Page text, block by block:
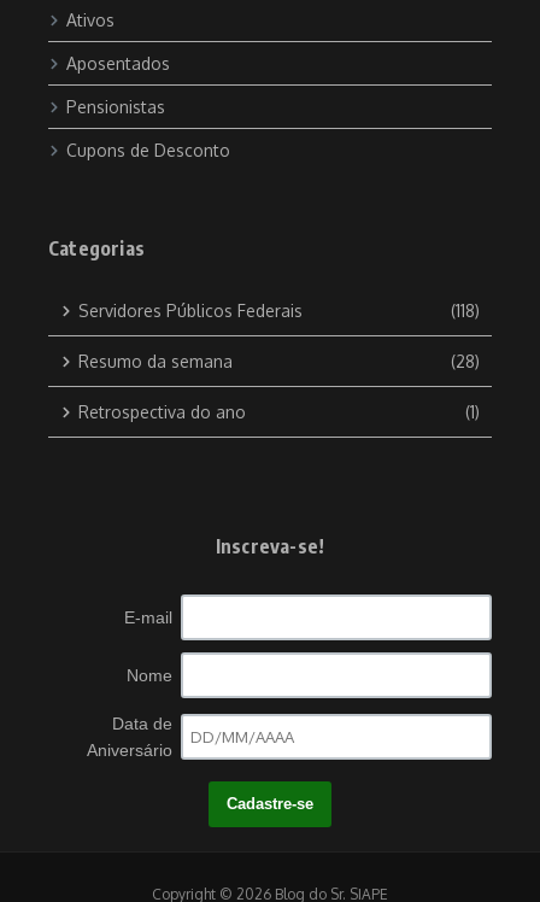
Ativos
Aposentados
Pensionistas
Cupons de Desconto
Categorias
Servidores Públicos Federais (118)
Resumo da semana (28)
Retrospectiva do ano (1)
Inscreva-se!
E-mail
Nome
Data de
Aniversário
Copyright © 2026 Blog do Sr. SIAPE